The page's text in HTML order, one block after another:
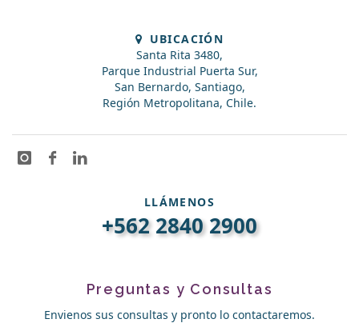
UBICACIÓN
Santa Rita 3480,
Parque Industrial Puerta Sur,
San Bernardo, Santiago,
Región Metropolitana, Chile.
LLÁMENOS
+562 2840 2900
Preguntas y Consultas
Envienos sus consultas y pronto lo contactaremos.